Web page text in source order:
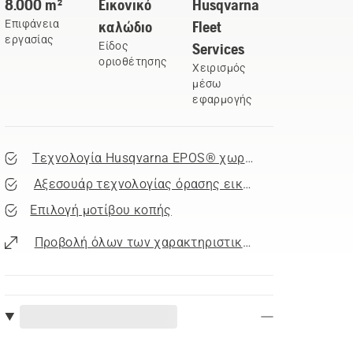
8.000 m²
Επιφάνεια
εργασίας
Εικονικό
καλώδιο
Είδος
οριοθέτησης
Husqvarna
Fleet
Services
Χειρισμός
μέσω
εφαρμογής
Τεχνολογία Husqvarna EPOS® χωρίς καλώδια
Αξεσουάρ τεχνολογίας όρασης εικόνας με
Επιλογή μοτίβου κοπής
Προβολή όλων των χαρακτηριστικών